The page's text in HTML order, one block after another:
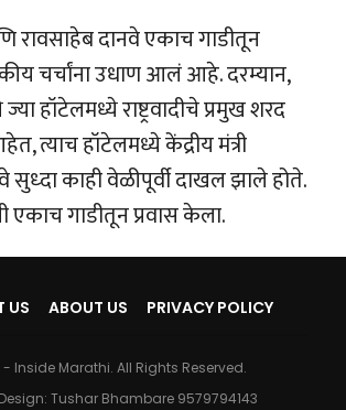
रावसाहेब दानवे एकाच गाडीतून
चर्चांना उधाण आलं आहे. दरम्यान,
हॉटेलमध्ये राष्ट्रवादीचे प्रमुख शरद
त्याच हॉटेलमध्ये केंद्रीय मंत्री
सुध्दा काही वेळीपूर्वी दाखल झाले होते.
एकाच गाडीतून प्रवास केला.
US ABOUT US PRIVACY POLICY
Inside Marathi. All Rights Reserved.
Tushar Bhambare 9579794143